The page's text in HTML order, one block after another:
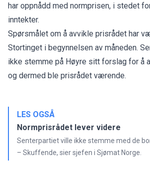
har oppnådd med normprisen, i stedet
inntekter.
Spørsmålet om å avvikle prisrådet har
Stortinget i begynnelsen av måneden.
ikke stemme på Høyre sitt forslag for å
og dermed ble prisrådet værende.
LES OGSÅ
Normprisrådet lever videre
Senterpartiet ville ikke stemme med de
– Skuffende, sier sjefen i Sjømat Norge.